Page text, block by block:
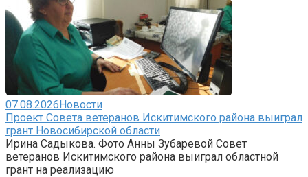
07.08.2026Новости
Проект Совета ветеранов Искитимского района выиграл
грант Новосибирской области
Ирина Садыкова. Фото Анны Зубаревой Совет
ветеранов Искитимского района выиграл областной
грант на реализацию